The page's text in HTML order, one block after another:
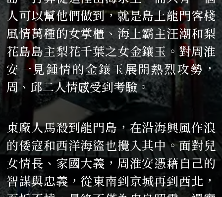
人可以幫他們做到，就是島上龍門客棧
風情萬種的女掌櫃、海上霸主汪潮和梨
花島島主梨花千葉之女金鑲玉。對周淮
安一見鍾情的金鑲玉展開熱烈攻勢，
周、邱二人情感受到考驗。
東廠人馬殺到龍門島，在沿海興風作浪
的倭寇和西洋海盜也攪入其中。面對兒
女情長、家國大義，周淮安憑藉自己的
智謀與忠義，從東南到京城再到西北，